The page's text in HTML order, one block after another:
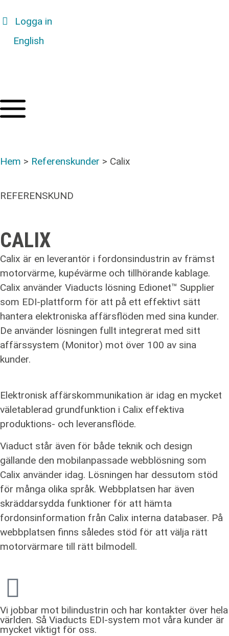
Logga in
English
Hem > Referenskunder > Calix
REFERENSKUND
CALIX
Calix är en leverantör i fordonsindustrin av främst
motorvärme, kupévärme och tillhörande kablage.
Calix använder Viaducts lösning Edionet™ Supplier
som EDI-plattform för att på ett effektivt sätt
hantera elektroniska affärsflöden med sina kunder.
De använder lösningen fullt integrerat med sitt
affärssystem (Monitor) mot över 100 av sina
kunder.
Elektronisk affärskommunikation är idag en mycket
väletablerad grundfunktion i Calix effektiva
produktions- och leveransflöde.
Viaduct står även för både teknik och design
gällande den mobilanpassade webblösning som
Calix använder idag. Lösningen har dessutom stöd
för många olika språk. Webbplatsen har även
skräddarsydda funktioner för att hämta
fordonsinformation från Calix interna databaser. På
webbplatsen finns således stöd för att välja rätt
motorvärmare till rätt bilmodell.
Vi jobbar mot bilindustrin och har kontakter över hela
världen. Så Viaducts EDI-system mot våra kunder är
mycket viktigt för oss.